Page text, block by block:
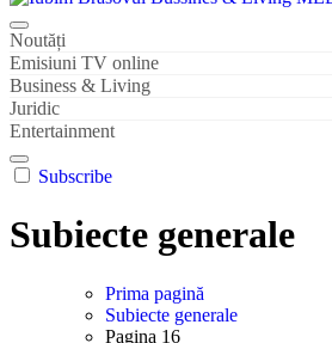
Iubim Brasovul Bussines & Living MEDIA
Din pasiune și dragoste pentru Brașoveni
Noutăți
Emisiuni TV online
Business & Living
Juridic
Entertainment
Subscribe
Subiecte generale
Prima pagină
Subiecte generale
Pagina 16